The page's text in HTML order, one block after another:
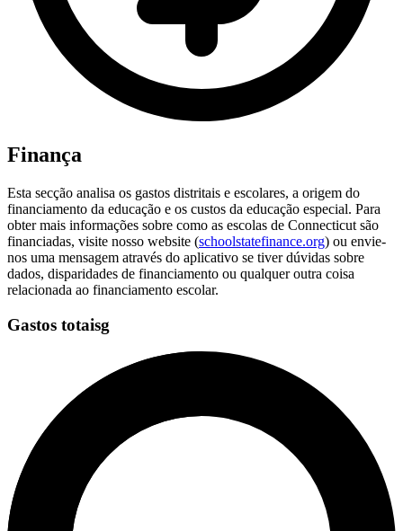
Finança
Esta secção analisa os gastos distritais e escolares, a origem do
financiamento da educação e os custos da educação especial. Para
obter mais informações sobre como as escolas de Connecticut são
financiadas, visite nosso website (schoolstatefinance.org) ou envie-
nos uma mensagem através do aplicativo se tiver dúvidas sobre
dados, disparidades de financiamento ou qualquer outra coisa
relacionada ao financiamento escolar.
Gastos totaisg